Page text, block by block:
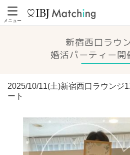
メニュー
新宿西口ラウ
婚活パーティー開
2025/10/11(土)新宿西口ラウンジ
ート